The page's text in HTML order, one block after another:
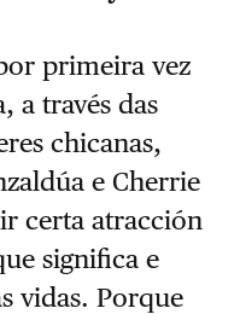
primeira vez
a través das
chicanas,
e Cherrie
certa atracción
significa e
vidas. Porque